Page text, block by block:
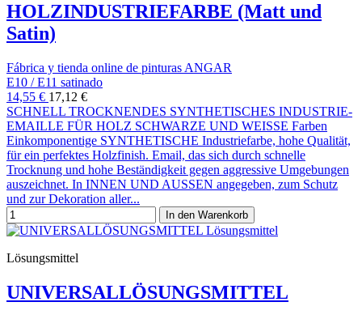
HOLZINDUSTRIEFARBE (Matt und
Satin)
Fábrica y tienda online de pinturas ANGAR
E10 / E11 satinado
14,55 € 17,12 €
SCHNELL TROCKNENDES SYNTHETISCHES INDUSTRIE-
EMAILLE FÜR HOLZ SCHWARZE UND WEISSE Farben
Einkomponentige SYNTHETISCHE Industriefarbe, hohe Qualität,
für ein perfektes Holzfinish. Email, das sich durch schnelle
Trocknung und hohe Beständigkeit gegen aggressive Umgebungen
auszeichnet. In INNEN UND AUSSEN angegeben, zum Schutz
und zur Dekoration aller...
In den Warenkorb
Lösungsmittel
UNIVERSALLÖSUNGSMITTEL